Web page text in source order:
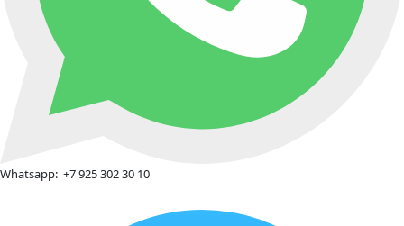
Whatsapp: +7 925 302 30 10